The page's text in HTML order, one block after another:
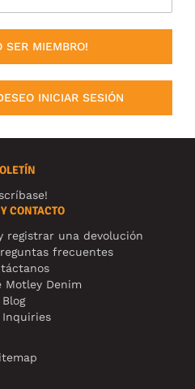
SER MIEMBRO!
INICIAR SESIÓN
CONTACTO
registrar una devolución
frecuentes
Motley Denim
Blog
Inquiries